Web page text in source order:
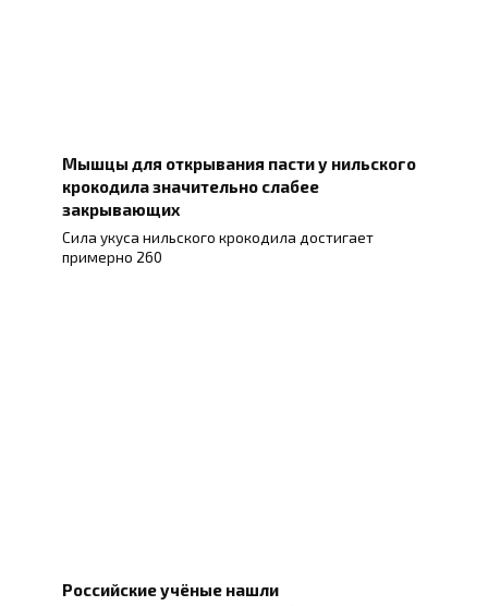
Мышцы для открывания пасти у нильского
крокодила значительно слабее
закрывающих
Сила укуса нильского крокодила достигает
примерно 260
Российские учёные нашли